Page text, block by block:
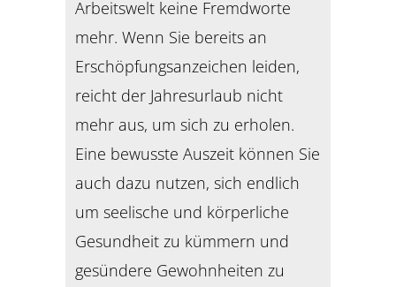
Arbeitswelt keine Fremdworte
mehr. Wenn Sie bereits an
Erschöpfungsanzeichen leiden,
reicht der Jahresurlaub nicht
mehr aus, um sich zu erholen.
Eine bewusste Auszeit können Sie
auch dazu nutzen, sich endlich
um seelische und körperliche
Gesundheit zu kümmern und
gesündere Gewohnheiten zu